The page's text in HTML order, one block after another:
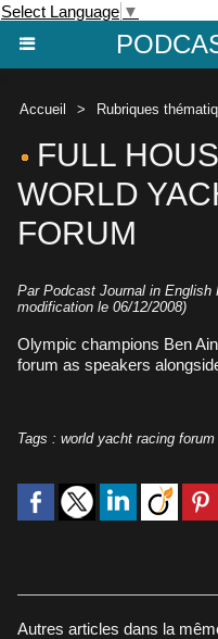
Select Language ▼
Accueil > Rubriques
FULL
WORLD
FORUM
Par Podcast Journal in English
modification le 06/12/2008)
Olympic champions Ben
forum as speakers
Tags : world yacht racing forum
Autres articles dans la